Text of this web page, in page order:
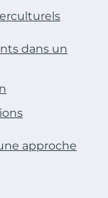
dans un
approche